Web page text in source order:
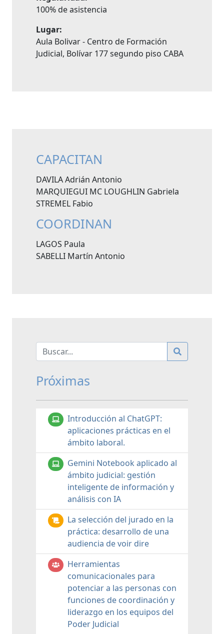
100% de asistencia
Lugar:
Aula Bolivar - Centro de Formación
Judicial, Bolívar 177 segundo piso CABA
CAPACITAN
DAVILA Adrián Antonio
MARQUIEGUI MC LOUGHLIN Gabriela
STREMEL Fabio
COORDINAN
LAGOS Paula
SABELLI Martín Antonio
Próximas
Introducción al ChatGPT:
aplicaciones prácticas en el
ámbito laboral.
Gemini Notebook aplicado al
ámbito judicial: gestión
inteligente de información y
análisis con IA
La selección del jurado en la
práctica: desarrollo de una
audiencia de voir dire
Herramientas
comunicacionales para
potenciar a las personas con
funciones de coordinación y
liderazgo en los equipos del
Poder Judicial